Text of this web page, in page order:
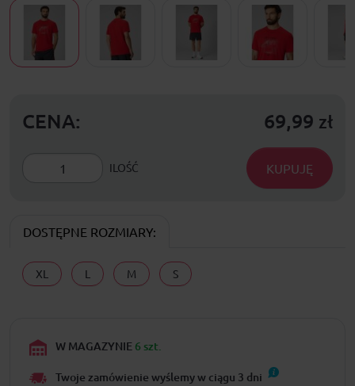
CENA: 69,99 zł
ILOŚĆ KUPUJĘ
DOSTĘPNE ROZMIARY:
XL L M S
W MAGAZYNIE 6 szt.
Twoje zamówienie wyślemy w ciągu 3 dni